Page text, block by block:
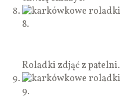
8.
Roladki zdjąć z patelni.
9.